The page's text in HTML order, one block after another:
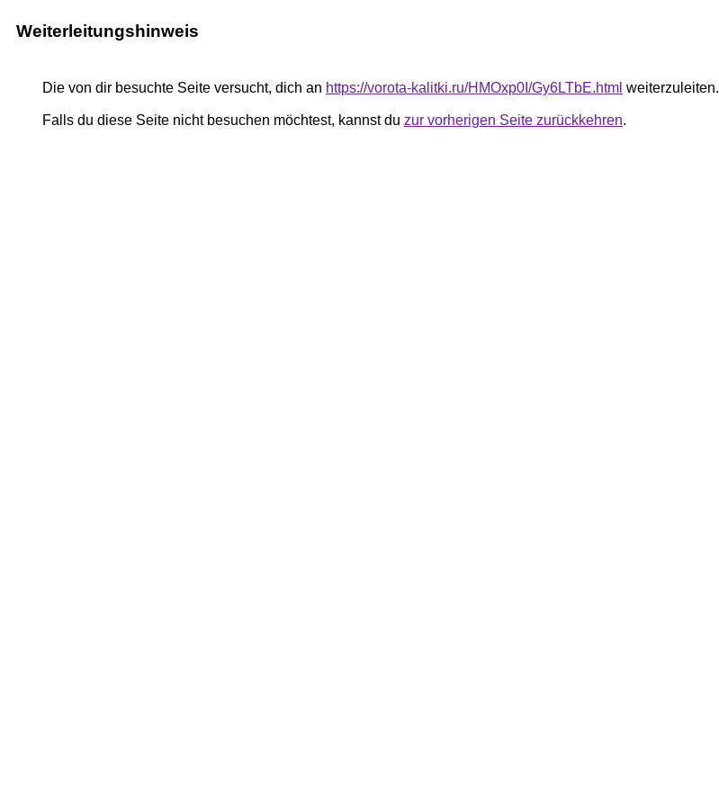
Weiterleitungshinweis
Die von dir besuchte Seite versucht, dich an https://vorota-kalitki.ru/HMOxp0I/Gy6LTbE.html weiterzuleiten.
Falls du diese Seite nicht besuchen möchtest, kannst du zur vorherigen Seite zurückkehren.